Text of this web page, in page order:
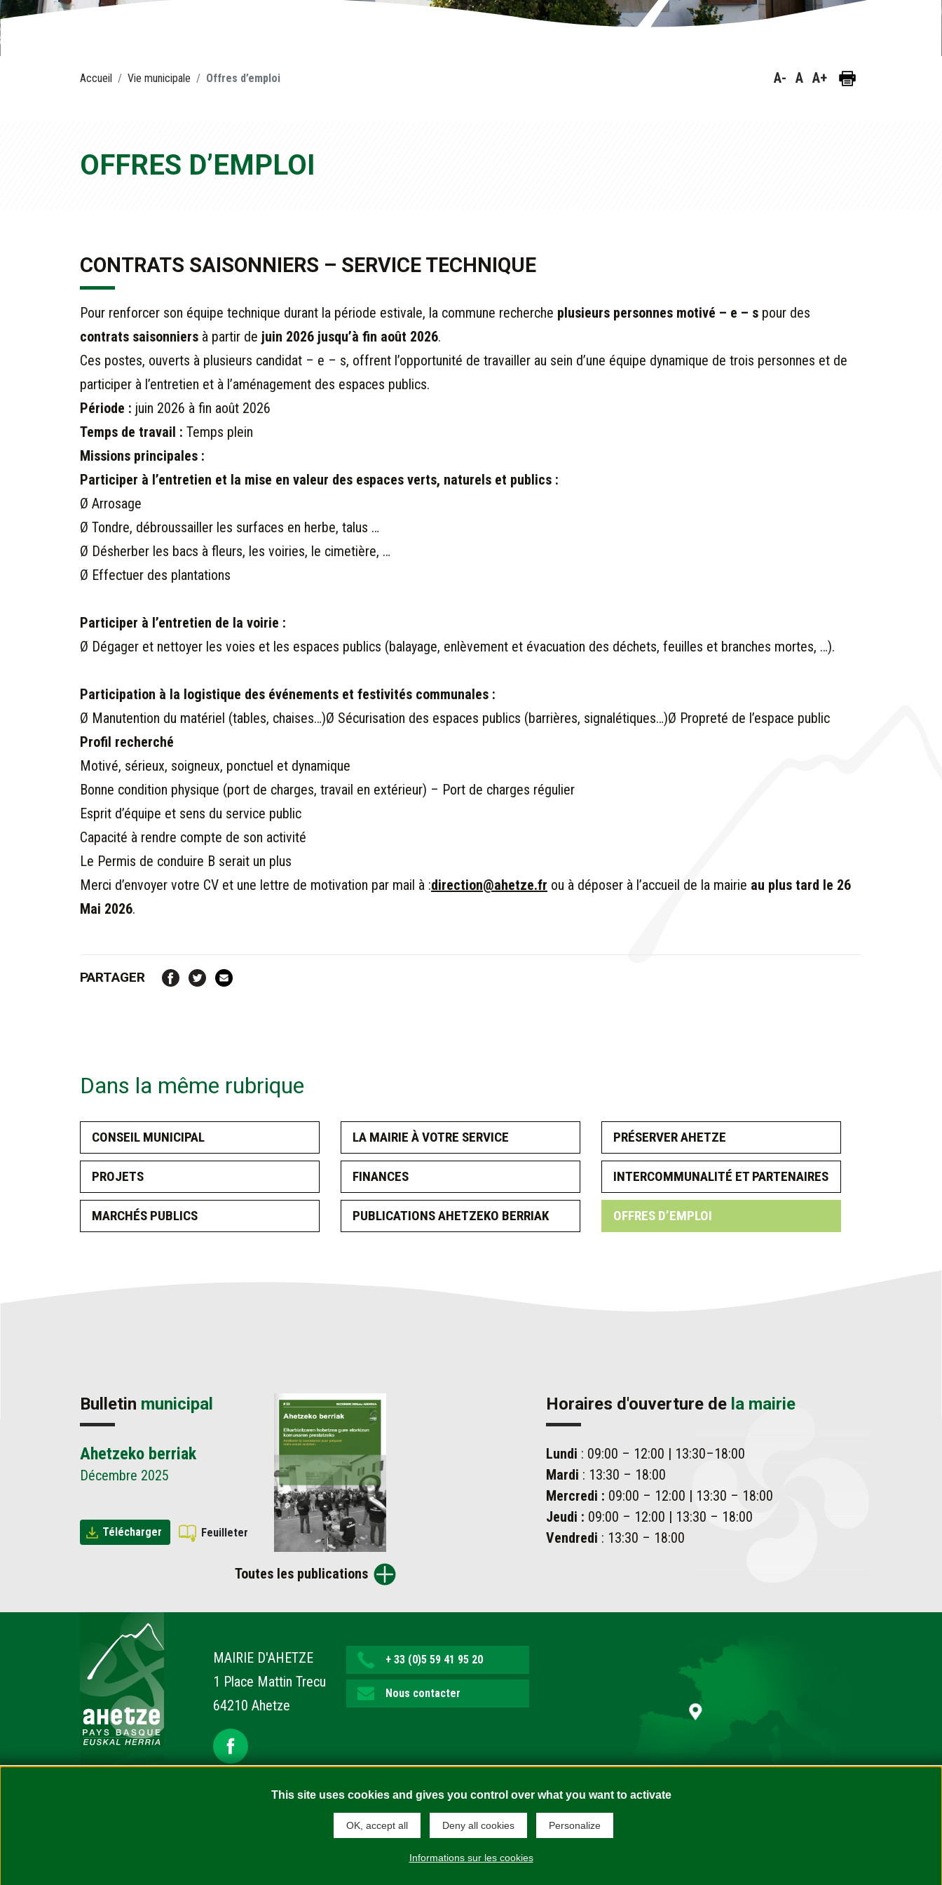
This site uses cookies and gives you control over what you want to activate
OK, accept all Deny all cookies Personalize
Informations sur les cookies
Accueil Vie municipale Offres d’emploi A- A A+
OFFRES D’EMPLOI
CONTRATS SAISONNIERS – SERVICE TECHNIQUE
Pour renforcer son équipe technique durant la période estivale, la commune recherche plusieurs personnes motivé – e – s pour des
contrats saisonniers à partir de juin 2026 jusqu’à fin août 2026.
Ces postes, ouverts à plusieurs candidat – e – s, offrent l’opportunité de travailler au sein d’une équipe dynamique de trois personnes et de
participer à l’entretien et à l’aménagement des espaces publics.
Période : juin 2026 à fin août 2026
Temps de travail : Temps plein
Missions principales :
Participer à l’entretien et la mise en valeur des espaces verts, naturels et publics :
Ø Arrosage
Ø Tondre, débroussailler les surfaces en herbe, talus …
Ø Désherber les bacs à fleurs, les voiries, le cimetière, …
Ø Effectuer des plantations
Participer à l’entretien de la voirie :
Ø Dégager et nettoyer les voies et les espaces publics (balayage, enlèvement et évacuation des déchets, feuilles et branches mortes, …).
Participation à la logistique des événements et festivités communales :
Ø Manutention du matériel (tables, chaises…)Ø Sécurisation des espaces publics (barrières, signalétiques…)Ø Propreté de l’espace public
Profil recherché
Motivé, sérieux, soigneux, ponctuel et dynamique
Bonne condition physique (port de charges, travail en extérieur) – Port de charges régulier
Esprit d’équipe et sens du service public
Capacité à rendre compte de son activité
Le Permis de conduire B serait un plus
Merci d’envoyer votre CV et une lettre de motivation par mail à :direction@ahetze.fr ou à déposer à l’accueil de la mairie au plus tard le 26
Mai 2026.
PARTAGER
Dans la même rubrique
CONSEIL MUNICIPAL LA MAIRIE À VOTRE SERVICE PRÉSERVER AHETZE
PROJETS FINANCES INTERCOMMUNALITÉ ET PARTENAIRES
MARCHÉS PUBLICS PUBLICATIONS AHETZEKO BERRIAK OFFRES D’EMPLOI
Bulletin municipal
Ahetzeko berriak
Décembre 2025
Télécharger Feuilleter
Toutes les publications
Horaires d'ouverture de la mairie
Lundi : 09:00 – 12:00 | 13:30–18:00
Mardi : 13:30 – 18:00
Mercredi : 09:00 – 12:00 | 13:30 – 18:00
Jeudi : 09:00 – 12:00 | 13:30 – 18:00
Vendredi : 13:30 – 18:00
MAIRIE D'AHETZE
1 Place Mattin Trecu
64210 Ahetze
+ 33 (0)5 59 41 95 20
Nous contacter
Mentions légales Politique de cookies